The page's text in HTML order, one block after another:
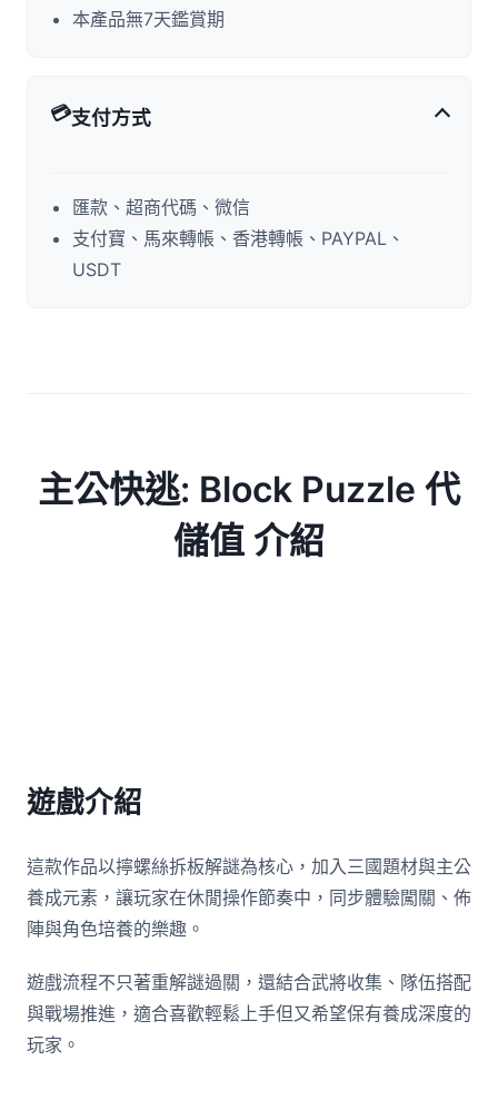
本產品無7天鑑賞期
💳支付方式
匯款、超商代碼、微信
支付寶、馬來轉帳、香港轉帳、PAYPAL、
USDT
主公快逃: Block Puzzle 代
儲值 介紹
遊戲介紹
這款作品以擰螺絲拆板解謎為核心，加入三國題材與主公
養成元素，讓玩家在休閒操作節奏中，同步體驗闖關、佈
陣與角色培養的樂趣。
遊戲流程不只著重解謎過關，還結合武將收集、隊伍搭配
與戰場推進，適合喜歡輕鬆上手但又希望保有養成深度的
玩家。